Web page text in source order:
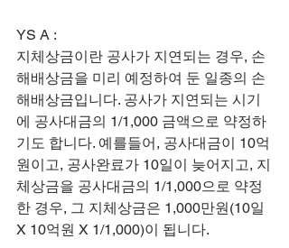
​​YS A :
지체상금이란 공사가 지연되는 경우, 손
해배상금을 미리 예정하여 둔 일종의 손
해배상금입니다. 공사가 지연되는 시기
에 공사대금의 1/1,000 금액으로 약정하
기도 합니다. 예를들어, 공사대금이 10억
원이고, 공사완료가 10일이 늦어지고, 지
체상금을 공사대금의 1/1,000으로 약정
한 경우, 그 지체상금은 1,000만원(10일
X 10억원 X 1/1,000)이 됩니다.